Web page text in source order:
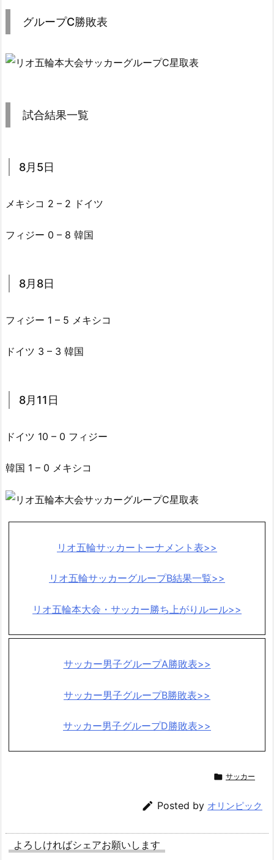
グループC勝敗表
試合結果一覧
8月5日
メキシコ 2 – 2 ドイツ
フィジー 0 – 8 韓国
8月8日
フィジー 1 – 5 メキシコ
ドイツ 3 – 3 韓国
8月11日
ドイツ 10 – 0 フィジー
韓国 1 – 0 メキシコ
リオ五輪サッカートーナメント表>>
リオ五輪サッカーグループB結果一覧>>
リオ五輪本大会・サッカー勝ち上がりルール>>
サッカー男子グループA勝敗表>>
サッカー男子グループB勝敗表>>
サッカー男子グループD勝敗表>>
 サッカー
 Posted by オリンピック
よろしければシェアお願いします